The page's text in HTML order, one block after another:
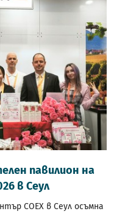
павилион на
в Сеул
COEX в Сеул осъмна